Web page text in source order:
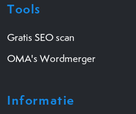
Tools
Gratis SEO scan
OMA's Wordmerger
Informatie